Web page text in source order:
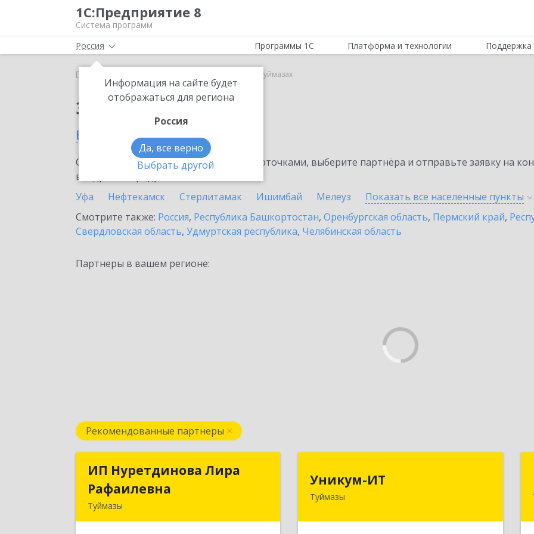
1С:Предприятие 8
Система программ
Россия
Информация на сайте будет
отображаться для региона
Россия
Да, все верно
Выбрать другой
Программы 1С Платформа и технологии Поддержка
Главная 1С:МДЛП в Туймазах
Заказать 1С:МДЛП
в Туймазах
Ознакомьтесь с информационными карточками, выберите партнёра и отправьте заявку на
внедрение продукта.
Уфа
Нефтекамск Стерлитамак Ишимбай Мелеуз Показать все населенные пункты
Смотрите также: Россия, Республика Башкортостан, Оренбургская область, Пермский край,
Свердловская область, Удмуртская республика, Челябинская область
Партнеры в вашем регионе:
Рекомендованные партнеры
ИП Нуретдинова Лира
Рафаилевна
Туймазы
ИП Нуретдинова Лира
Уникум-ИТ
Туймазы